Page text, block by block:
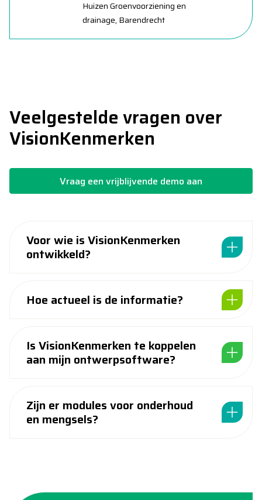
Huizen Groenvoorziening en
drainage, Barendrecht
Veelgestelde vragen over
VisionKenmerken
Vraag een vrijblijvende demo aan
Voor wie is VisionKenmerken
ontwikkeld?
Hoe actueel is de informatie?
Is VisionKenmerken te koppelen
aan mijn ontwerpsoftware?
Zijn er modules voor onderhoud
en mengsels?